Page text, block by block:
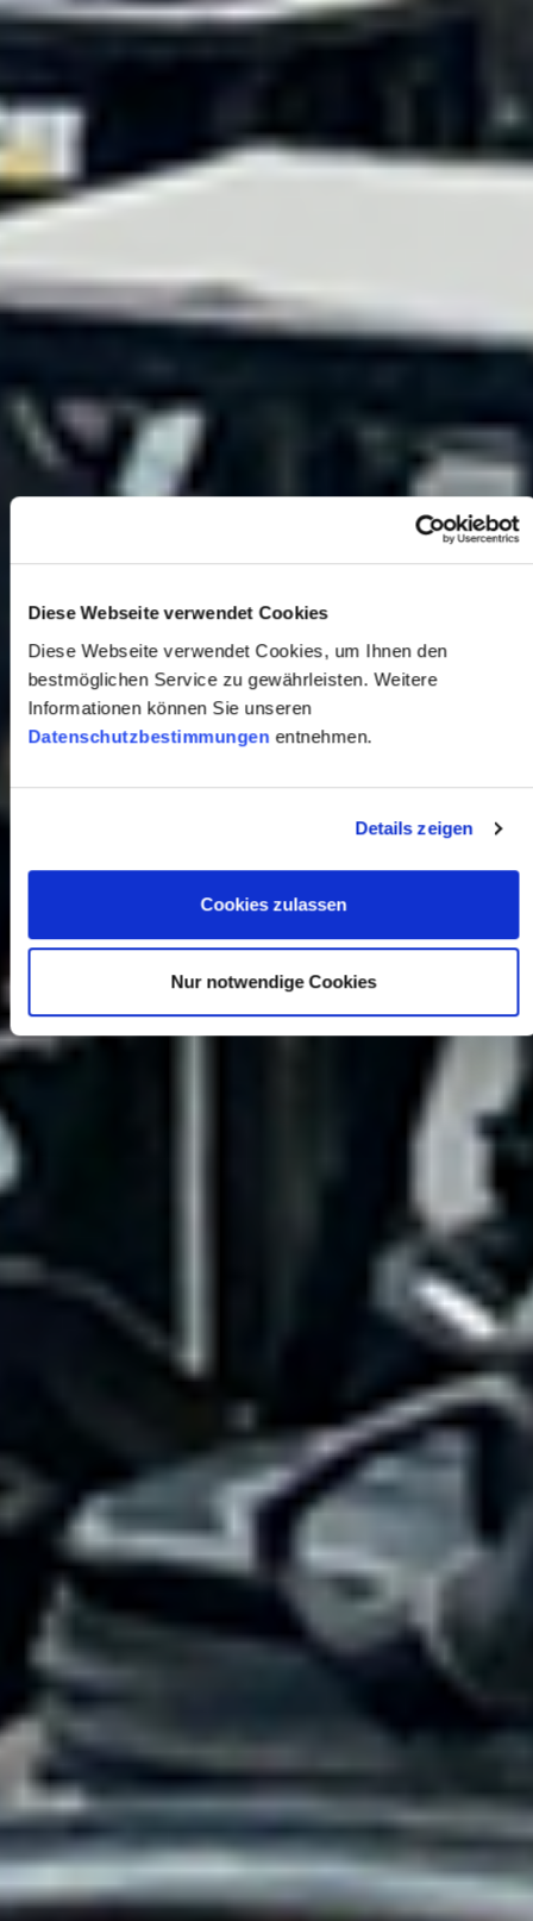
Diese Webseite verwendet Cookies
Diese Webseite verwendet Cookies, um Ihnen den
bestmöglichen Service zu gewährleisten. Weitere
Informationen können Sie unseren
Datenschutzbestimmungenentnehmen.
Details zeigen
Cookies zulassen
Nur notwendige Cookies